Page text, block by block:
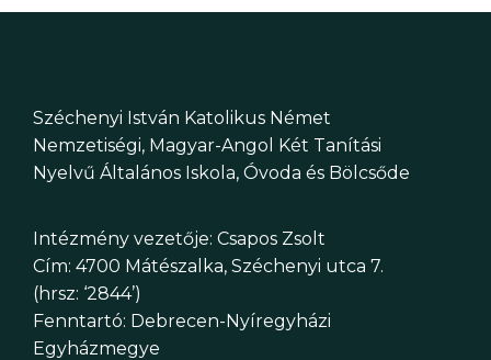
Széchenyi István Katolikus Német
Nemzetiségi, Magyar-Angol Két Tanítási
Nyelvű Általános Iskola, Óvoda és Bölcsőde
Intézmény vezetője: Csapos Zsolt
Cím: 4700 Mátészalka, Széchenyi utca 7.
(hrsz: ‘2844’)
Fenntartó: Debrecen-Nyíregyházi
Egyházmegye